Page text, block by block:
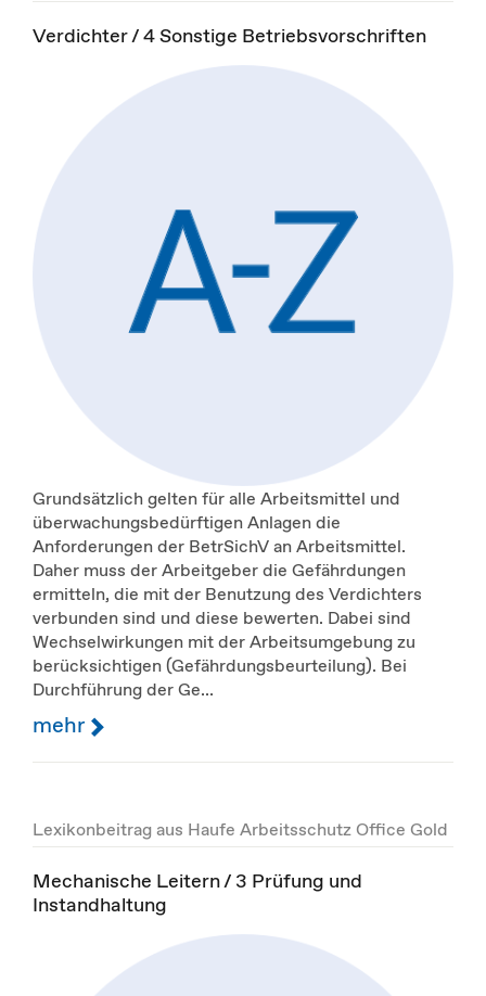
Verdichter / 4 Sonstige Betriebsvorschriften
Grundsätzlich gelten für alle Arbeitsmittel und
überwachungsbedürftigen Anlagen die
Anforderungen der BetrSichV an Arbeitsmittel.
Daher muss der Arbeitgeber die Gefährdungen
ermitteln, die mit der Benutzung des Verdichters
verbunden sind und diese bewerten. Dabei sind
Wechselwirkungen mit der Arbeitsumgebung zu
berücksichtigen (Gefährdungsbeurteilung). Bei
Durchführung der Ge...
mehr
Lexikonbeitrag aus Haufe Arbeitsschutz Office Gold
Mechanische Leitern / 3 Prüfung und
Instandhaltung